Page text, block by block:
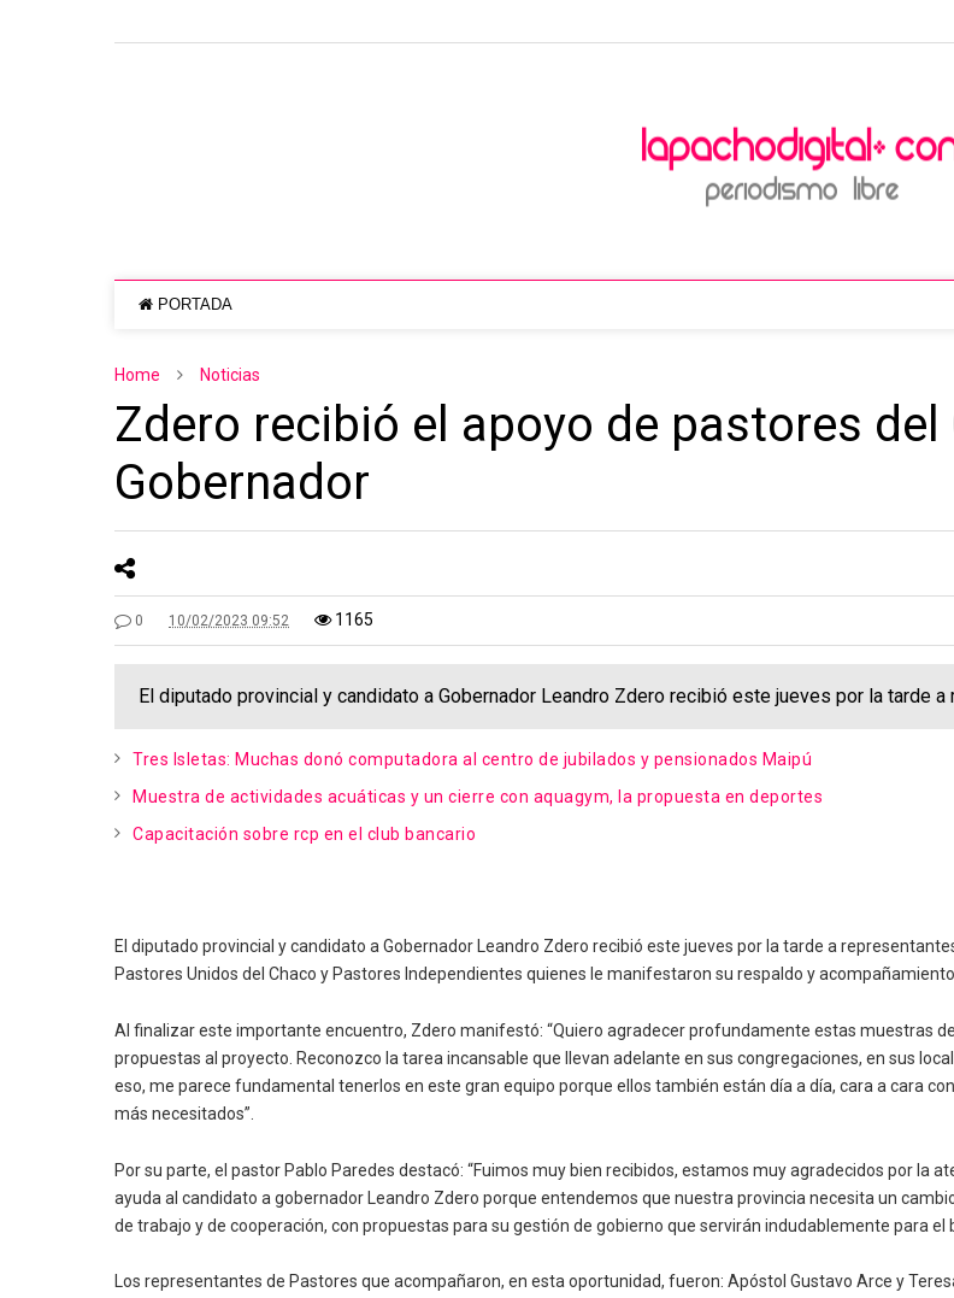
PORTADA
Home Noticias
Zdero recibió el apoyo de pastores del
Gobernador
0 10/02/2023 09:52 1165
El diputado provincial y candidato a Gobernador Leandro Zdero recibió este jueves por la tarde
Tres Isletas: Muchas donó computadora al centro de jubilados y pensionados Maipú
Muestra de actividades acuáticas y un cierre con aquagym, la propuesta en deportes
Capacitación sobre rcp en el club bancario
El diputado provincial y candidato a Gobernador Leandro Zdero recibió este jueves por la tarde a
Pastores Unidos del Chaco y Pastores Independientes quienes le manifestaron su respaldo y
Al finalizar este importante encuentro, Zdero manifestó: “Quiero agradecer profundamente estas muestras
propuestas al proyecto. Reconozco la tarea incansable que llevan adelante en sus congregaciones, en sus
eso, me parece fundamental tenerlos en este gran equipo porque ellos también están día a día, cara a cara
más necesitados”.
Por su parte, el pastor Pablo Paredes destacó: “Fuimos muy bien recibidos, estamos muy agradecidos por la
ayuda al candidato a gobernador Leandro Zdero porque entendemos que nuestra provincia necesita un
de trabajo y de cooperación, con propuestas para su gestión de gobierno que servirán indudablemente para el
Los representantes de Pastores que acompañaron, en esta oportunidad, fueron: Apóstol Gustavo Arce y